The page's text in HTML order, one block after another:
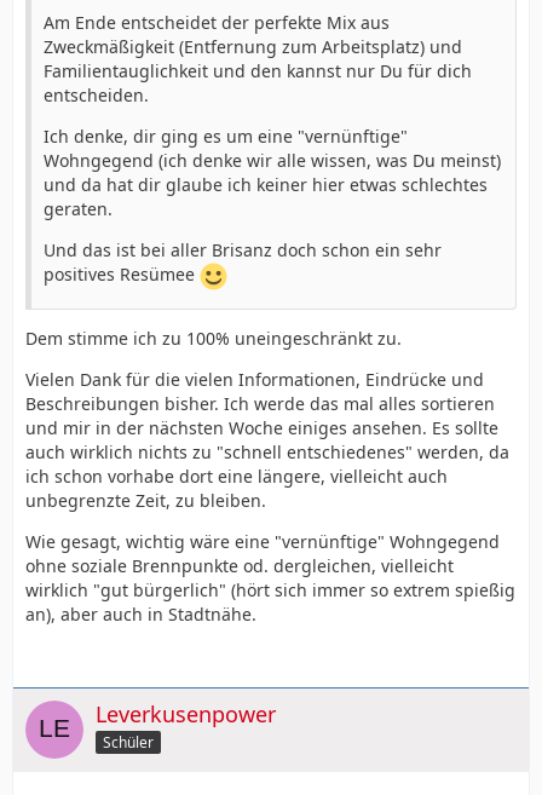
Am Ende entscheidet der perfekte Mix aus
Zweckmäßigkeit (Entfernung zum Arbeitsplatz) und
Familientauglichkeit und den kannst nur Du für dich
entscheiden.
Ich denke, dir ging es um eine "vernünftige"
Wohngegend (ich denke wir alle wissen, was Du meinst)
und da hat dir glaube ich keiner hier etwas schlechtes
geraten.
Und das ist bei aller Brisanz doch schon ein sehr
positives Resümee
Dem stimme ich zu 100% uneingeschränkt zu.
Vielen Dank für die vielen Informationen, Eindrücke und
Beschreibungen bisher. Ich werde das mal alles sortieren
und mir in der nächsten Woche einiges ansehen. Es sollte
auch wirklich nichts zu "schnell entschiedenes" werden, da
ich schon vorhabe dort eine längere, vielleicht auch
unbegrenzte Zeit, zu bleiben.
Wie gesagt, wichtig wäre eine "vernünftige" Wohngegend
ohne soziale Brennpunkte od. dergleichen, vielleicht
wirklich "gut bürgerlich" (hört sich immer so extrem spießig
an), aber auch in Stadtnähe.
Leverkusenpower
Schüler